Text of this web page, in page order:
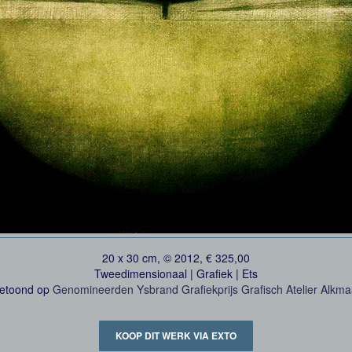
20 x 30 cm, © 2012, € 325,00
Tweedimensionaal | Grafiek | Ets
op Genomineerden Ysbrand Grafiekprijs Grafisch Atelier
KOOP DIT WERK VIA EXTO